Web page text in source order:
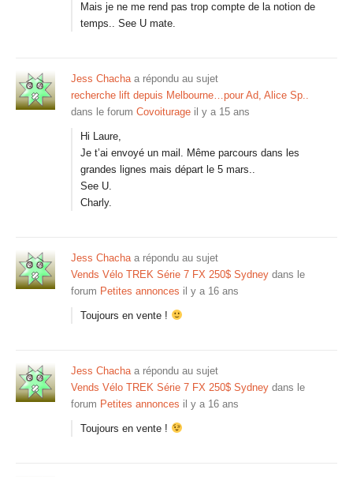
Mais je ne me rend pas trop compte de la notion de
temps.. See U mate.
Jess Chachaa répondu au sujet
recherche lift depuis Melbourne…pour Ad, Alice Sp..
dans le forum Covoiturage il y a 15 ans
Hi Laure,
Je t’ai envoyé un mail. Même parcours dans les
grandes lignes mais départ le 5 mars..
See U.
Charly.
Jess Chachaa répondu au sujet
Vends Vélo TREK Série 7 FX 250$ Sydney dans le
forum Petites annonces il y a 16 ans
Toujours en vente !
Jess Chachaa répondu au sujet
Vends Vélo TREK Série 7 FX 250$ Sydney dans le
forum Petites annonces il y a 16 ans
Toujours en vente !